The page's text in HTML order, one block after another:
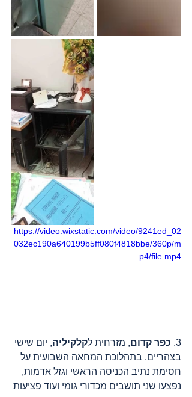
https://video.wixstatic.com/video/9241ed_02
032ec190a640199b5ff080f4818bbe/360p/m
p4/file.mp4
3. כפר קדום, מזרחית לקלקיליה, יום שישי
בצהריים. בתהלוכת המחאה השבועית על
חסימת נתיב הכניסה הראשי וגזל אדמות,
נפצעו שני תושבים מכדורי גומי ועוד פציעות